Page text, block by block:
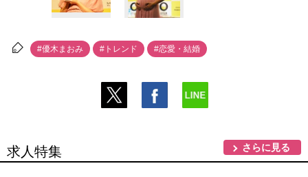
#優木まおみ #トレンド #恋愛・結婚
求人特集 さらに見る